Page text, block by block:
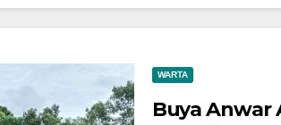
WARTA
Buya Anwar